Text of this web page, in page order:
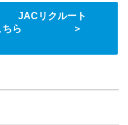
ルート
はこちら ＞